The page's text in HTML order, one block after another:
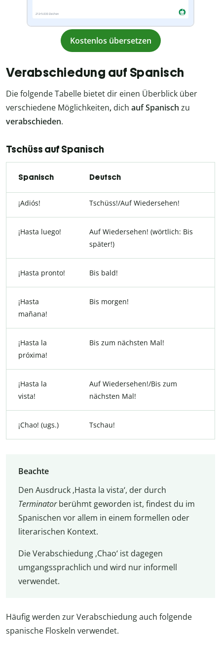
Kostenlos übersetzen
Verabschiedung auf Spanisch
Die folgende Tabelle bietet dir einen Überblick über
verschiedene Möglichkeiten, dich auf Spanisch zu
verabschieden.
Tschüss auf Spanisch
Spanisch Deutsch
¡Adiós! Tschüss!/Auf Wiedersehen!
¡Hasta luego!
Auf Wiedersehen! (wörtlich: Bis
später!)
¡Hasta pronto! Bis bald!
¡Hasta
mañana!
Bis morgen!
¡Hasta la
próxima!
Bis zum nächsten Mal!
¡Hasta la
vista!
Auf Wiedersehen!/Bis zum
nächsten Mal!
¡Chao! (ugs.) Tschau!
Beachte
Den Ausdruck ‚Hasta la vista‘, der durch
Terminatorberühmt geworden ist, findest du im
Spanischen vor allem in einem formellen oder
literarischen Kontext.
Die Verabschiedung ‚Chao‘ ist dagegen
umgangssprachlich und wird nur informell
verwendet.
Häufig werden zur Verabschiedung auch folgende
spanische Floskeln verwendet.